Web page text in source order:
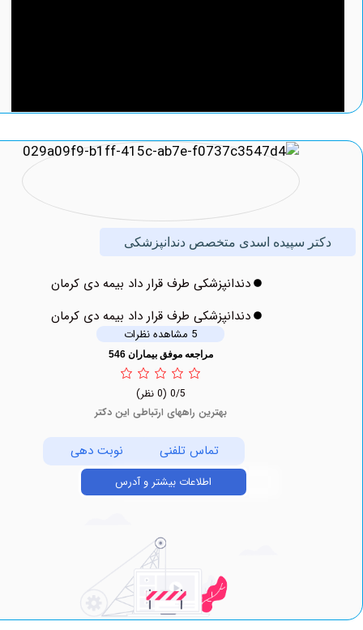
سپیده اسدی متخصص دندانپزشکی
دندانپزشکی طرف قرار داد بیمه دی کرمان
دندانپزشکی طرف قرار داد بیمه دی کرمان
مراجعه موفق بیماران 546
بهترین راههای ارتباطی این دکتر
تماس تلفنی نوبت دهی
اطلاعات بیشتر و آدرس